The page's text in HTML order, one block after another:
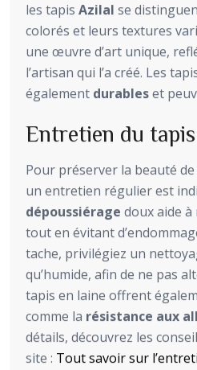
les tapis Azilal se
colorés et leurs textures
une œuvre d’art unique,
l’artisan qui l’a créé. Les
également durableset
Entretien du
Pour préserver la beauté
un entretien régulier est
dépoussiérage doux aide
tout en évitant
tache, privilégiez un
qu’humide, afin de ne pas
tapis en laine offrent
comme la résistance aux
détails, découvrez les
site : Tout savoir sur